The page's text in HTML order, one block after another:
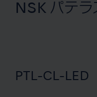
NSK パテラ
PTL-CL-LED